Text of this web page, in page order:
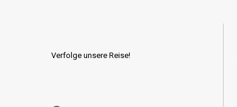
Verfolge unsere Reise!